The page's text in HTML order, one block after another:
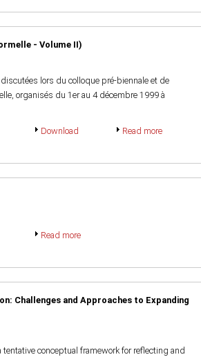
- Volume II)
lors du colloque pré-biennale et de
organisés du 1er au 4 décembre 1999 à
Download Read more
Read more
Challenges and Approaches to Expanding
conceptual framework for reflecting and